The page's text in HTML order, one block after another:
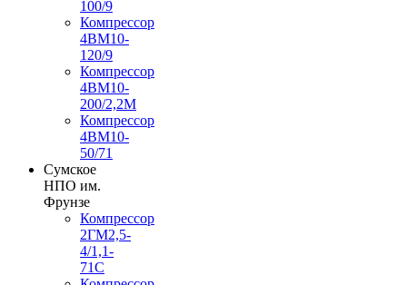
100/9
Компрессор
4ВМ10-
120/9
Компрессор
4ВМ10-
200/2,2М
Компрессор
4ВМ10-
50/71
Сумское
НПО им.
Фрунзе
Компрессор
2ГМ2,5-
4/1,1-
71С